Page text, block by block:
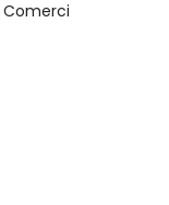
Comerci